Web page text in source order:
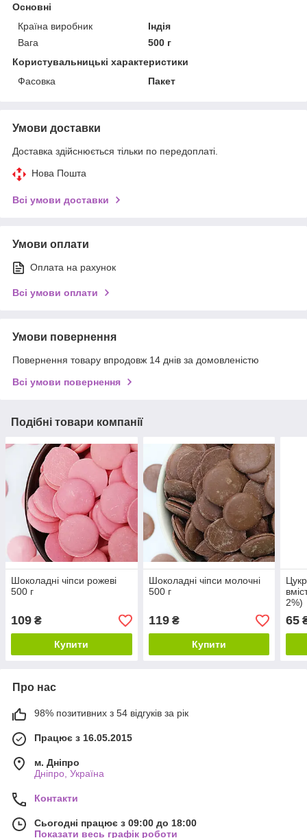
Основні
Країна виробник
Індія
Вага
500 г
Користувальницькі характеристики
Фасовка
Пакет
Умови доставки
Доставка здійснюється тільки по передоплаті.
Нова Пошта
Всі умови доставки
Умови оплати
Оплата на рахунок
Всі умови оплати
Умови повернення
Повернення товару впродовж 14 днів за домовленістю
Всі умови повернення
Подібні товари компанії
Шоколадні чіпси рожеві
500 г
109 ₴
Купити
Шоколадні чіпси молочні
500 г
119₴
Купити
2%)
65
Про нас
98% позитивних з 54 відгуків за рік
Працює з 16.05.2015
м. Дніпро
Дніпро, Україна
Контакти
Сьогодні працює з 09:00 до 18:00
Показати весь графік роботи